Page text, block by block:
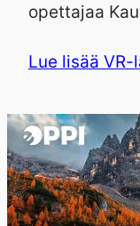
opettajaa
Lue lisää VR-